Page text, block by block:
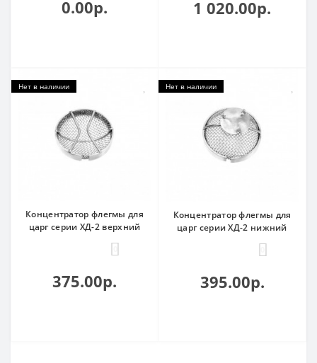
0.00р. 1 020.00р.
Нет в наличии
Концентратор флегмы для
царг серии ХД-2 верхний
375.00р.
Нет в наличии
Концентратор флегмы для
царг серии ХД-2 нижний
395.00р.